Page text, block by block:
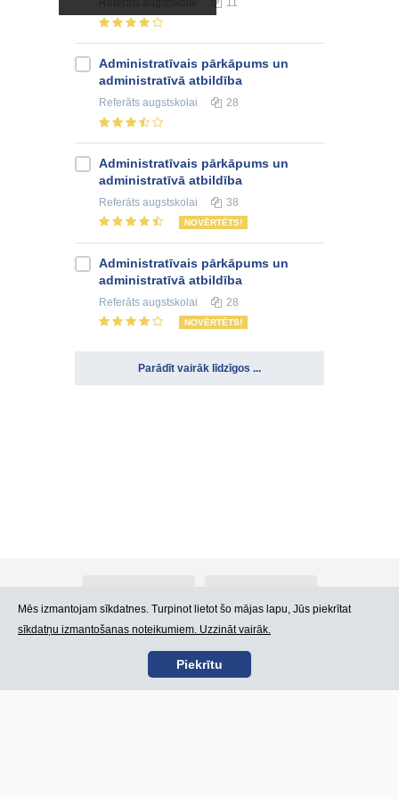
11
Administratīvais pārkāpums un
administratīvā atbildība
Referāts augstskolai 28
Administratīvais pārkāpums un
administratīvā atbildība
Referāts augstskolai 38
NOVĒRTĒTS!
Administratīvais pārkāpums un
administratīvā atbildība
Referāts augstskolai 28
NOVĒRTĒTS!
Parādīt vairāk līdzīgos ...
Kontakti Lietošanas noteikumi
Mēs izmantojam sīkdatnes. Turpinot lietot šo mājas lapu, Jūs piekrītat
sīkdatņu izmantošanas noteikumiem. Uzzināt vairāk.
Piekrītu